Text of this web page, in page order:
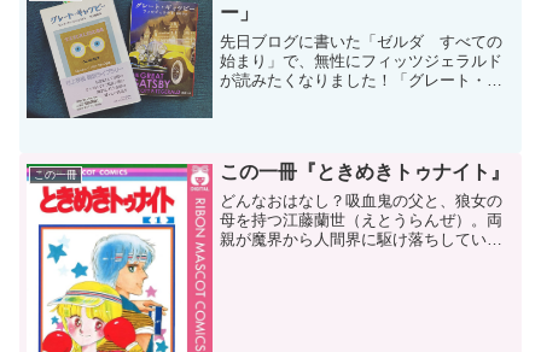
ー」
先日ブログに書いた「ゼルダ すべての
始まり」で、無性にフィッツジェラルド
が読みたくなりました！「グレート・ギ
この一冊 この一冊『ときめきトゥナイト』
どんなおはなし？吸血鬼の父と、狼女の
母を持つ江藤蘭世（えとうらんぜ）。両
親が魔界から人間界に駆け落ちしてい